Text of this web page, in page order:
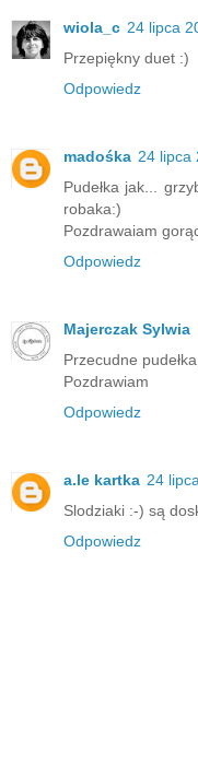
wiola_c 24 lipca
Przepiękny duet :)
Odpowiedz
madośka 24 lipca
Pudełka jak...
robaka:)
Pozdrawaiam
Odpowiedz
Majerczak Sylwia
Przecudne
Pozdrawiam
Odpowiedz
a.le kartka 24
Slodziaki :-) są
Odpowiedz